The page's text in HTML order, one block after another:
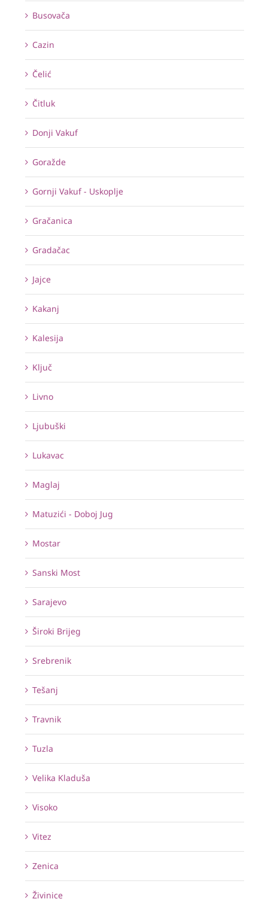
Busovača
Cazin
Čelić
Čitluk
Donji Vakuf
Goražde
Gornji Vakuf - Uskoplje
Gračanica
Gradačac
Jajce
Kakanj
Kalesija
Ključ
Livno
Ljubuški
Lukavac
Maglaj
Matuzići - Doboj Jug
Mostar
Sanski Most
Sarajevo
Široki Brijeg
Srebrenik
Tešanj
Travnik
Tuzla
Velika Kladuša
Visoko
Vitez
Zenica
Živinice